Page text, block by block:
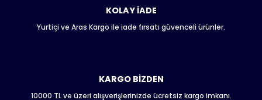
Ürün resmi kalitesiz, bozuk veya görüntülenemiyor.
Ürün fiyatı diğer sitelerden daha pahalı.
Bu ürüne benzer farklı alternatifler olmalı.
KOLAY İADE
Yurtiçi ve Aras Kargo ile iade fırsatı güvenceli ürünler.
KARGO BİZDEN
10000 TL ve üzeri alışverişlerinizde ücretsiz kargo imkanı.